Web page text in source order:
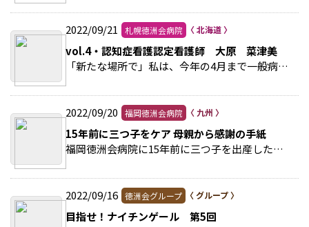
2022/09/21 札幌徳洲会病院
vol.4・認知症看護認定看護師 大原 菜津美
「新たな場所で」私は、今年の4月まで一般病棟で勤務していましたが、5月よりICU勤務となりました。ICUはせん妄発症率が非常に高く、症状が遷延化してしまうことも少なくありません。 >>続きを読む
2022/09/20 福岡徳洲会病院
15年前に三つ子をケア 母親から感謝の手紙
福岡徳洲会病院に15年前に三つ子を出産した母親から感謝の手紙が届いた。三つ子はいずれも極低出生体重児で、当時、新生児科の村松和彦医師(現・社会福祉法人徳和会理事長)らがNICU(… >>続きを読む
2022/09/16 徳洲会グループ
目指せ！ナイチンゲール 第5回